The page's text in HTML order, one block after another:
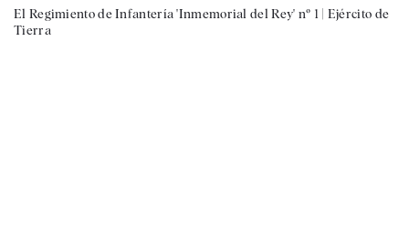
El Regimiento de Infantería 'Inmemorial del Rey' nº 1 | Ejército de
Tierra